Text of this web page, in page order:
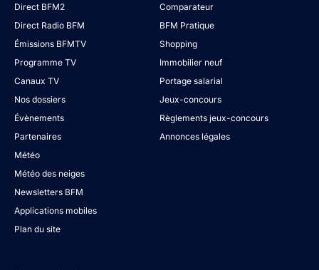
Direct BFM2
Direct Radio BFM
Émissions BFMTV
Programme TV
Canaux TV
Nos dossiers
Évènements
Partenaires
Météo
Météo des neiges
Newsletters BFM
Applications mobiles
Plan du site
Comparateur
BFM Pratique
Shopping
Immobilier neuf
Portage salarial
Jeux-concours
Règlements jeux-concours
Annonces légales